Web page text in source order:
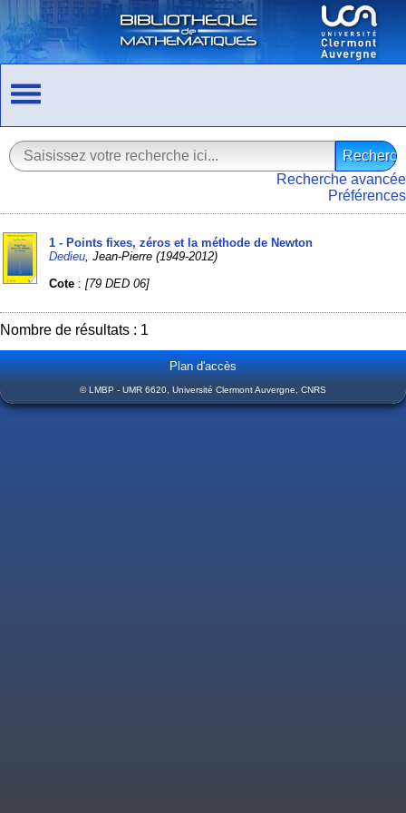
Recherche avancée
Préférences
1 - Points fixes, zéros et la méthode de Newton
Dedieu , Jean-Pierre (1949-2012)
Cote :[79 DED 06]
Nombre de résultats : 1
Plan d'accès
© LMBP - UMR 6620, Université Clermont Auvergne, CNRS